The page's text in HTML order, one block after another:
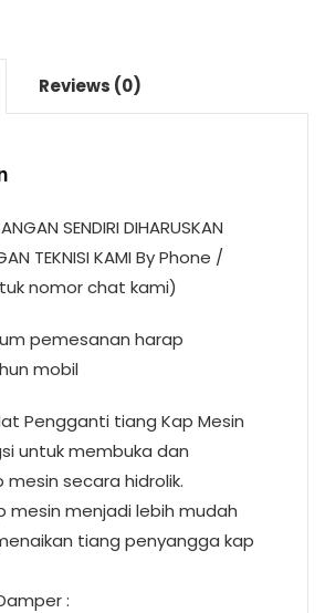
Reviews (0)
SENDIRI DIHARUSKAN
TEKNISI KAMI By Phone /
nomor chat kami)
pemesanan harap
mobil
Pengganti tiang Kap Mesin
untuk membuka dan
secara hidrolik.
mesin menjadi lebih mudah
tiang penyangga kap
: